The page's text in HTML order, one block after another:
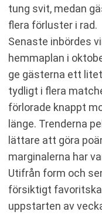
tung svit, medan
flera förluster i rad.
Senaste inbördes
hemmaplan i
ge gästerna ett
tydligt i flera
förlorade knappt
länge. Trenderna
lättare att göra
marginalerna har
Utifrån form och
försiktigt
uppstarten av